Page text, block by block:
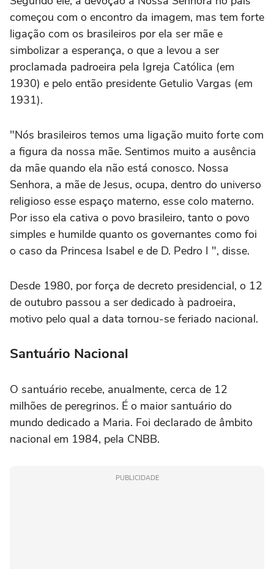
começou com o encontro da imagem, mas tem forte
ligação com os brasileiros por ela ser mãe e
simbolizar a esperança, o que a levou a ser
proclamada padroeira pela Igreja Católica (em
1930) e pelo então presidente Getulio Vargas (em
1931).
"Nós brasileiros temos uma ligação muito forte com
a figura da nossa mãe. Sentimos muito a ausência
da mãe quando ela não está conosco. Nossa
Senhora, a mãe de Jesus, ocupa, dentro do universo
religioso esse espaço materno, esse colo materno.
Por isso ela cativa o povo brasileiro, tanto o povo
simples e humilde quanto os governantes como foi
o caso da Princesa Isabel e de D. Pedro I ", disse.
Desde 1980, por força de decreto presidencial, o 12
de outubro passou a ser dedicado à padroeira,
motivo pelo qual a data tornou-se feriado nacional.
Santuário Nacional
O santuário recebe, anualmente, cerca de 12
milhões de peregrinos. É o maior santuário do
mundo dedicado a Maria. Foi declarado de âmbito
nacional em 1984, pela CNBB.
PUBLICIDADE